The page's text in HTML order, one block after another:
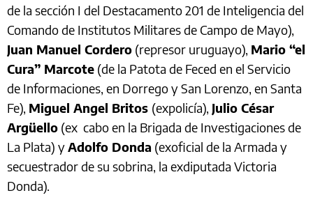
de la sección I del Destacamento 201 de Inteligencia del
Comando de Institutos Militares de Campo de Mayo),
Juan Manuel Cordero (represor uruguayo), Mario “el
Cura” Marcote (de la Patota de Feced en el Servicio
de Informaciones, en Dorrego y San Lorenzo, en Santa
Fe), Miguel Angel Britos (expolicía), Julio César
Argüello (ex cabo en la Brigada de Investigaciones de
La Plata) yAdolfo Donda (exoficial de la Armada y
secuestrador de su sobrina, la exdiputada Victoria
Donda).